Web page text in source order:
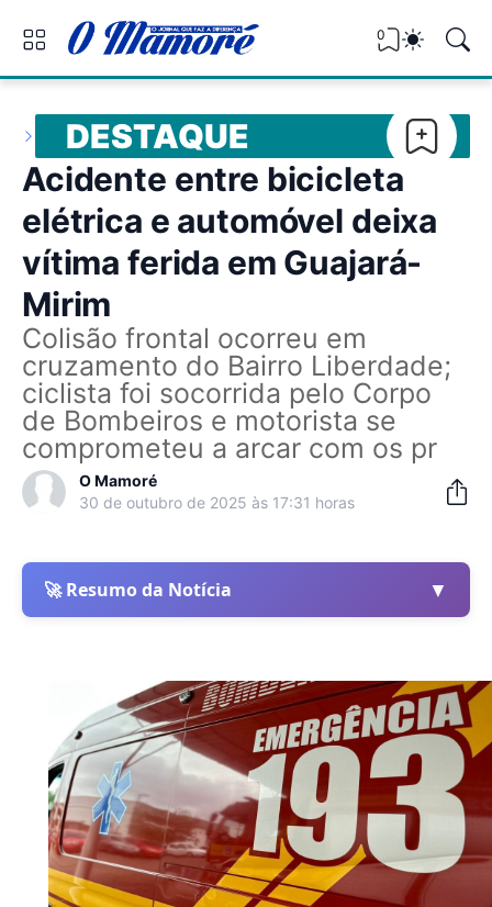
0
DESTAQUE
Acidente entre bicicleta
elétrica e automóvel deixa
vítima ferida em Guajará-
Mirim
Colisão frontal ocorreu em
cruzamento do Bairro Liberdade;
ciclista foi socorrida pelo Corpo
de Bombeiros e motorista se
comprometeu a arcar com os pr
O Mamoré
30 de outubro de 2025 às 17:31 horas
🚀 Resumo da Notícia ▼